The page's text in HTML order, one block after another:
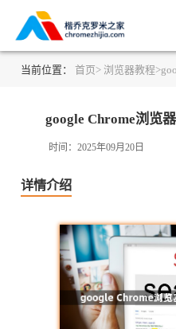
当前位置： 首页> 浏览器教程>
google Chrome浏览
时间：2025年09月20日
详情介绍